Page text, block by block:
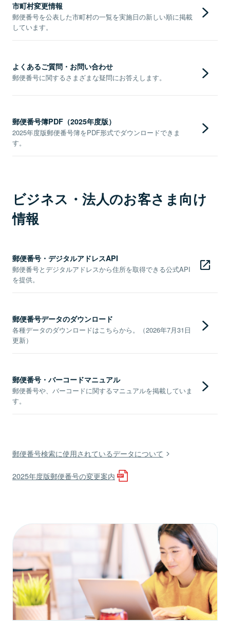
市町村変更情報
郵便番号を公表した市町村の一覧を実施日の新しい順に掲載
しています。
よくあるご質問・お問い合わせ
郵便番号に関するさまざまな疑問にお答えします。
郵便番号簿PDF（2025年度版）
2025年度版郵便番号簿をPDF形式でダウンロードできま
す。
ビジネス・法人のお客さま向け
情報
郵便番号・デジタルアドレスAPI
郵便番号とデジタルアドレスから住所を取得できる公式API
を提供。
郵便番号データのダウンロード
各種データのダウンロードはこちらから。（2026年7月31日
更新）
郵便番号・バーコードマニュアル
郵便番号や、バーコードに関するマニュアルを掲載していま
す。
郵便番号検索に使用されているデータについて
2025年度版郵便番号の変更案内